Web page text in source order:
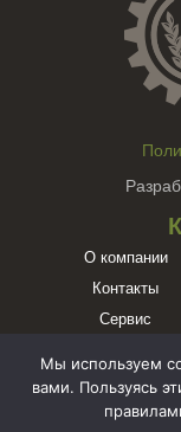
О компании
Контакты
Сервис
Мы используем
вами. Пользуясь